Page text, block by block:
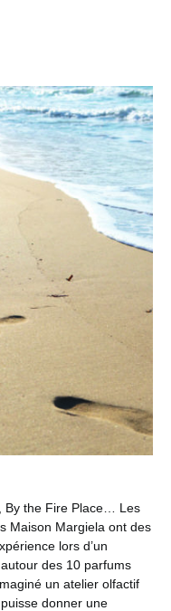
By the Fire Place… Les
Maison Margiela ont des
lors d’un
des 10 parfums
un atelier olfactif
donner une